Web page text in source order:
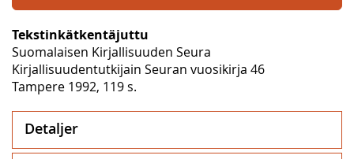
Tekstinkätkentäjuttu
Suomalaisen Kirjallisuuden Seura
Kirjallisuudentutkijain Seuran vuosikirja 46
Tampere 1992, 119 s.
Detaljer